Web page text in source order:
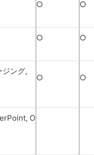
○ ○
○ ○
ジング,
○ ○
O